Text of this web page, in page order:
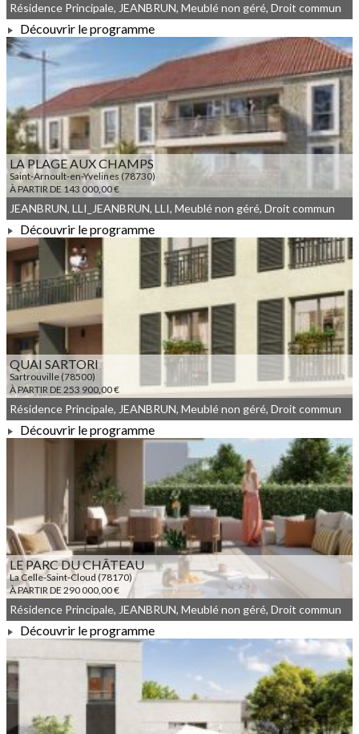
À PARTIR DE 253 900,00 €
Résidence Principale, JEANBRUN, Meublé non géré, Droit commun
Découvrir le programme
LA PLAGE AUX CHAMPS
Saint-Arnoult-en-Yvelines (78730)
À PARTIR DE 143 000,00 €
À PARTIR DE 143 000,00 €
JEANBRUN, LLI_JEANBRUN, LLI, Meublé non géré, Droit commun
Découvrir le programme
QUAI SARTORI
Sartrouville (78500)
À PARTIR DE 253 900,00 €
À PARTIR DE 253 900,00 €
Résidence Principale, JEANBRUN, Meublé non géré, Droit commun
Découvrir le programme
LE PARC DU CHÂTEAU
La Celle-Saint-Cloud (78170)
À PARTIR DE 290 000,00 €
À PARTIR DE 290 000,00 €
Résidence Principale, JEANBRUN, Meublé non géré, Droit commun
Découvrir le programme